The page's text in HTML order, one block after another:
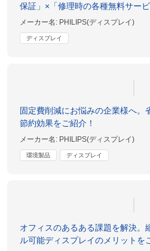
保証」×「修理時の各種無料サー
メーカー名: PHILIPS(ディスプレイ)
ディスプレイ
固定費削減にお悩みの企業様へ。
節約効果をご紹介！
メーカー名: PHILIPS(ディスプレイ)
環境製品 ディスプレイ
オフィスのあるある課題を解決。
ル可能ディスプレイのメリットを